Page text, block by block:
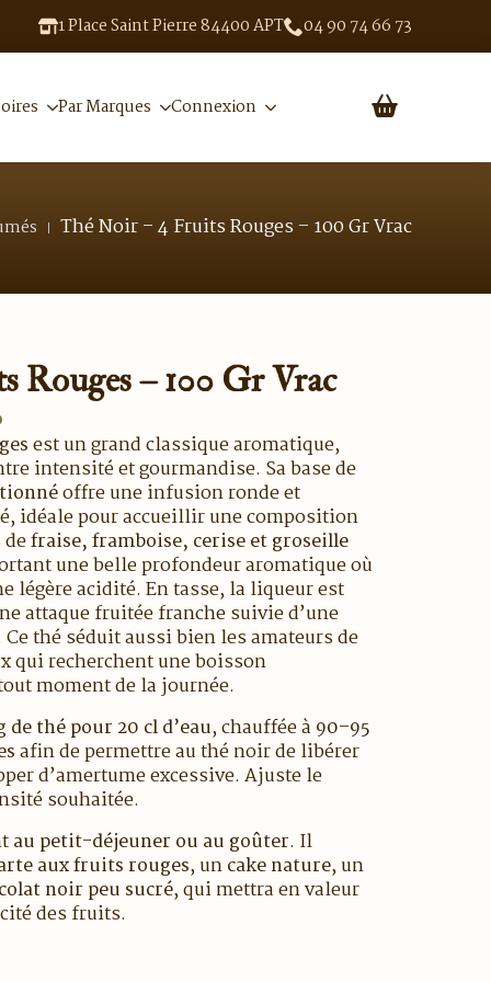
1 Place Saint Pierre 84400 APT 04 90 74 66 73
Par Marques Connexion
Thé Noir – 4 Fruits Rouges – 100 Gr Vrac
Rouges – 100 Gr Vrac
est un grand classique aromatique,
intensité et gourmandise. Sa base de
offre une infusion ronde et
idéale pour accueillir une composition
fraise, framboise, cerise et groseille
une belle profondeur aromatique où
légère acidité. En tasse, la liqueur est
attaque fruitée franche suivie d’une
thé séduit aussi bien les amateurs de
qui recherchent une boisson
moment de la journée.
de thé pour 20 cl d’eau, chauffée à 90–95
afin de permettre au thé noir de libérer
d’amertume excessive. Ajuste le
souhaitée.
au petit-déjeuner ou au goûter. Il
aux fruits rouges, uncake nature, un
noir peu sucré, qui mettra en valeur
des fruits.